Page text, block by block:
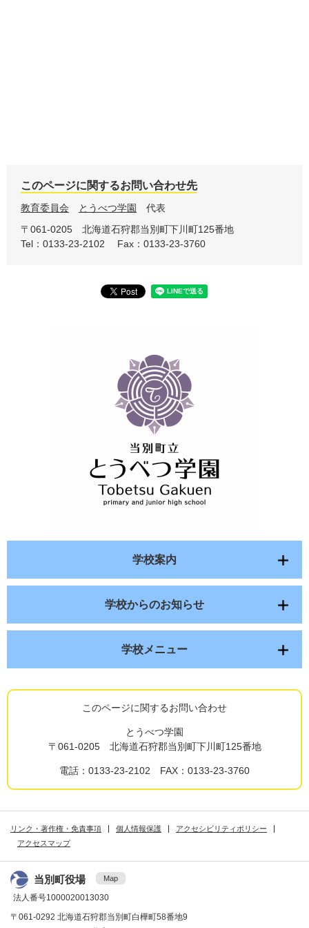
このページに関するお問い合わせ先
教育委員会 とうべつ学園
代表
〒061-0205
北海道石狩郡当別町下川町125番地
Tel：0133-23-2102
Fax：0133-23-3760
学校案内
学校からのお知らせ
学校メニュー
このページに関するお問い合わせ
とうべつ学園
〒061-0205 北海道石狩郡当別町下川町125番地
電話：0133-23-2102 FAX：0133-23-3760
リンク・著作権・免責事項 個人情報保護
アクセシビリティポリシー
アクセスマップ
当別町役場 Map
法人番号1000020013030
〒061-0292 北海道石狩郡当別町白樺町58番地9